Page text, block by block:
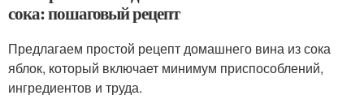
сока: пошаговый рецепт
Предлагаем простой рецепт домашнего вина из сока
яблок, который включает минимум приспособлений,
ингредиентов и труда.